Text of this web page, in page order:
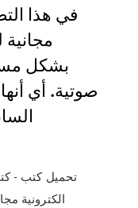
في هذا
مجانية
بشكل
صوتية. أي
تحميل كتب -
الكترونية